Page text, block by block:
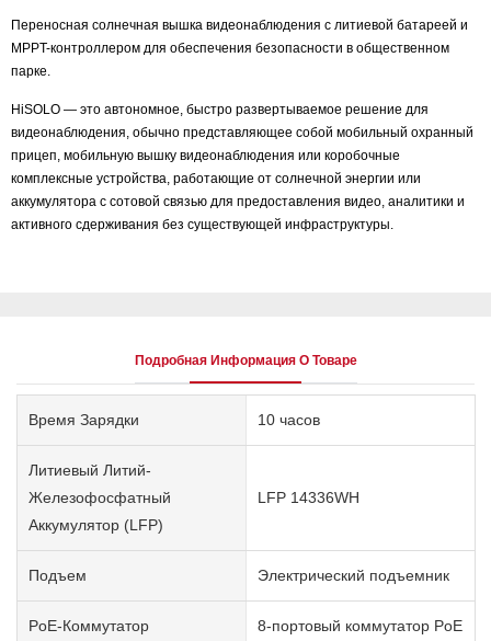
Переносная солнечная вышка видеонаблюдения с литиевой батареей и
MPPT-контроллером для обеспечения безопасности в общественном
парке.
HiSOLO — это автономное, быстро развертываемое решение для
видеонаблюдения, обычно представляющее собой мобильный охранный
прицеп, мобильную вышку видеонаблюдения или коробочные
комплексные устройства, работающие от солнечной энергии или
аккумулятора с сотовой связью для предоставления видео, аналитики и
активного сдерживания без существующей инфраструктуры.
Подробная Информация О Товаре
Время Зарядки 10 часов
Литиевый Литий-
Железофосфатный
Аккумулятор (LFP)
LFP 14336WH
Подъем Электрический подъемник
PoE-Коммутатор 8-портовый коммутатор PoE